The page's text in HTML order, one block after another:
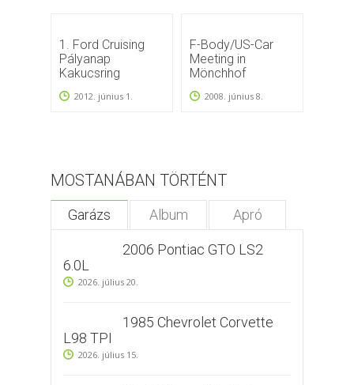
1. Ford Cruising
Pályanap
Kakucsring
2012. június 1.
F-Body/US-Car
Meeting in
Mönchhof
2008. június 8.
MOSTANÁBAN TÖRTÉNT
Garázs Album Apró
2006 Pontiac GTO LS2
6.0L
2026. július 20.
1985 Chevrolet Corvette
L98 TPI
2026. július 15.